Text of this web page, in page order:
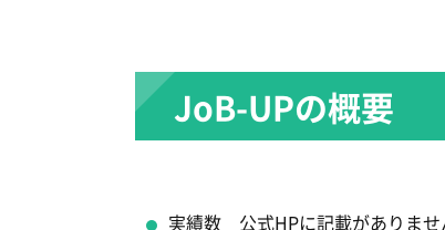
JoB-UPの概要
実績数 公式HPに記載がありませ